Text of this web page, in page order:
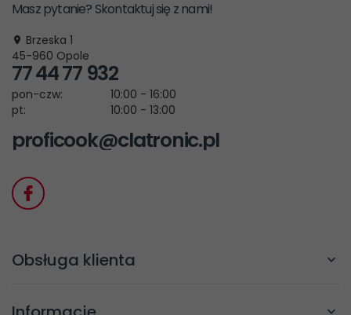
Masz pytanie? Skontaktuj się z nami!
Brzeska 1
45-960 Opole
77 44 77 932
pon-czw:
10:00 - 16:00
pt:
10:00 - 13:00
proficook@clatronic.pl
Obsługa klienta